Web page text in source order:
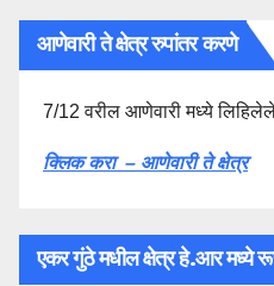
आणेवारी ते क्षेत्र रुपांतर करणे
7/12 वरील आणेवारी मध्ये
क्लिक करा – आणेवारी ते क्षेत्र
एकर गुंठे मधील क्षेत्र हे.आर मध्ये